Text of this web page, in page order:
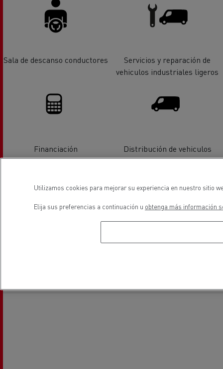
Sala de descanso conductores
Servicios y reparación de
vehiculos industriales ligeros
Financiación
Distribución de vehiculos
industriales ligeros
Utilizamos cookies para mejorar su experiencia en nuestro sitio
Elija sus preferencias a continuación u obtenga más información